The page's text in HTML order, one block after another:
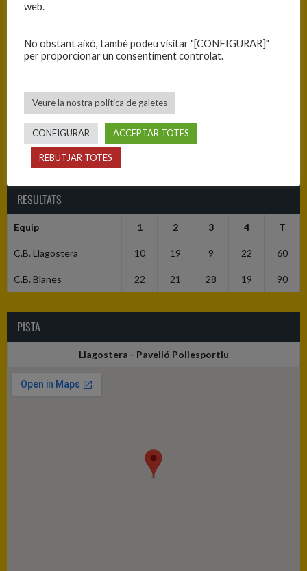
Data Hora Competició
01/11/2025 19:00
Júnior A
RESULTATS
Equip 1 2 3 4 T
C.B. Llagostera 10 19 9 22 60
C.B. Blanes 22 21 28 19 90
PISTA
Llagostera - Pavelló Poliesportiu
web.
No obstant això, també podeu visitar "[CONFIGURAR]"
per proporcionar un consentiment controlat.
Veure la nostra política de galetes
CONFIGURAR ACCEPTAR TOTES
REBUTJAR TOTES